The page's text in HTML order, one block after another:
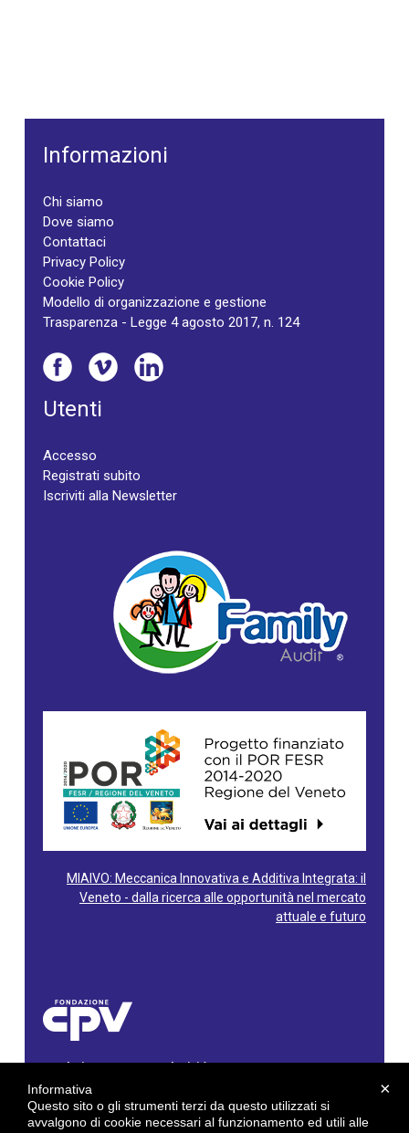
Informazioni
Chi siamo
Dove siamo
Contattaci
Privacy Policy
Cookie Policy
Modello di organizzazione e gestione
Trasparenza - Legge 4 agosto 2017, n. 124
Utenti
Accesso
Registrati subito
Iscriviti alla Newsletter
MIAIVO: Meccanica Innovativa e Additiva Integrata: il
Veneto - dalla ricerca alle opportunità nel mercato
attuale e futuro
Via Gioacchino Rossini, 60 - 36100 Vicenza - Italy
Tel. 0444/960500 - Fax 0444/1932220
C.F. e P. IVA: 02429800242
×
Informativa
Questo sito o gli strumenti terzi da questo utilizzati si
avvalgono di cookie necessari al funzionamento ed utili alle